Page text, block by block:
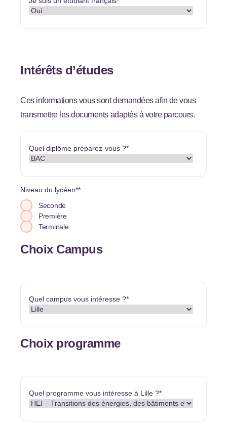
Intérêts d’études
Ces informations vous sont demandées afin de vous
transmettre les documents adaptés à votre parcours.
Quel diplôme préparez-vous ?*
Niveau du lycéen**
Seconde
Première
Terminale
Choix Campus
Quel campus vous intéresse ?*
Choix programme
Quel programme vous intéresse à Lille ?*